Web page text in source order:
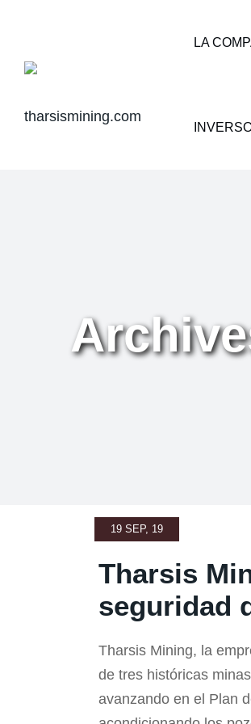
content
LA
19 SEP, 19
Tharsis
seguridad
Tharsis Mining, la
de tres históricas
avanzando en el Plan